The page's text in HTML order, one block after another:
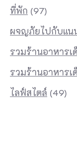
ที่พัก (97)
ผจญภัยไปกับแน
รวมร้านอาหารเ
รวมร้านอาหารเ
ไลฟ์สไตล์ (49)